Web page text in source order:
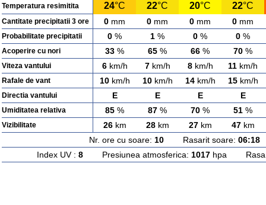
Temperatura resimitita 24°C 22°C 20°C 22°C
Cantitate precipitatii 3 ore 0 mm 0 mm 0 mm 0 mm
Probabilitate precipitatii 0 % 1 % 0 % 0 %
Acoperire cu nori 33 % 65 % 66 % 70 %
Viteza vantului 6km/h 7km/h 8km/h 11 km/h
Rafale de vant 10km/h 10km/h 14km/h 15km/h
Directia vantului E E E E
Umiditatea relativa 85 % 87 % 70 % 51 %
Vizibilitate 26km 28km 27km 47km
Nr. ore cu soare: 10Rasarit soare: 06:18
Index UV : 8Presiunea atmosferica: 1017hpa